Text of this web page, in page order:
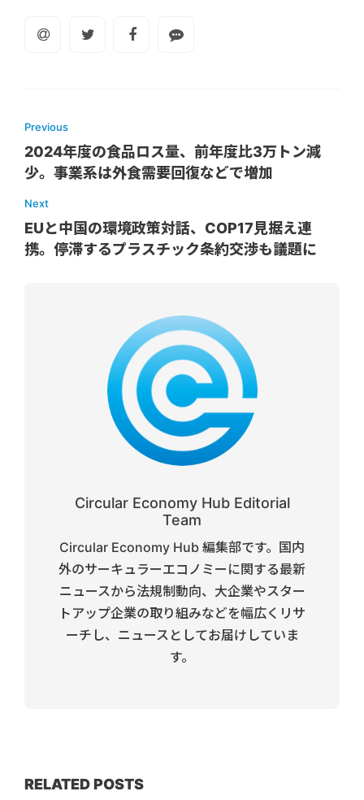
Previous
2024年度の食品ロス量、前年度比3万トン減
少。事業系は外食需要回復などで増加
Next
EUと中国の環境政策対話、COP17見据え連
携。停滞するプラスチック条約交渉も議題に
Circular Economy Hub Editorial
Team
Circular Economy Hub 編集部です。国内
外のサーキュラーエコノミーに関する最新
ニュースから法規制動向、大企業やスター
トアップ企業の取り組みなどを幅広くリサ
ーチし、ニュースとしてお届けしていま
す。
RELATED POSTS